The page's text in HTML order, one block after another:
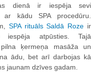
dienā ir iespēja sevi
ar kādu SPA procedūru.
SPA rituāls Saldā Roze ir
iespēja atpūsties. Tajā
ķermeņa masāža un
ādu, bet arī darbojas kā
jaunam dzīves gadam.